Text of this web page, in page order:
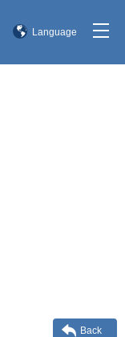
Language
Back